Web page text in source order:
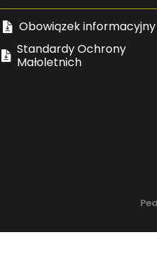
Obowiązek informacyjny
Standardy Ochrony
Małoletnich